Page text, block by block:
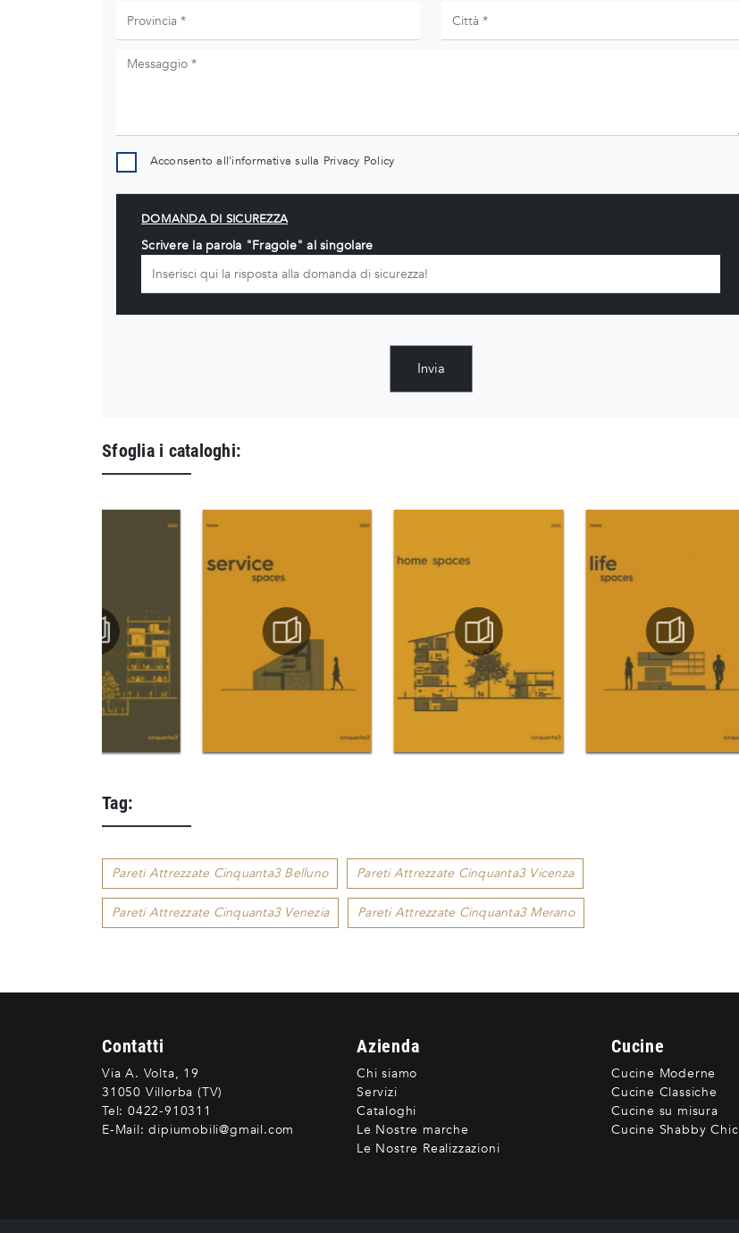
Acconsento all'informativa sulla Privacy Policy
DOMANDA DI SICUREZZA
Scrivere la parola "Fragole" al singolare
Invia
Sfoglia i cataloghi:
Tag:
Pareti Attrezzate Cinquanta3 Belluno Pareti Attrezzate Cinquanta3 Vicenza
Pareti Attrezzate Cinquanta3 Venezia Pareti Attrezzate Cinquanta3 Merano
Contatti
Via A. Volta, 19
31050 Villorba (TV)
Tel: 0422-910311
E-Mail: dipiumobili@gmail.com
Azienda
Chi siamo
Servizi
Cataloghi
Le Nostre marche
Le Nostre Realizzazioni
Cucine
Cucine Moderne
Cucine Classiche
Cucine su misura
Cucine Shabby Chic